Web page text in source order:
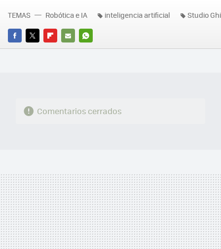
FACEBOOK
TWITTERFLIPBOARD
E-
WHATSAPP
TEMAS Robótica e IA inteligencia artificial Studio
Comentarios cerrados